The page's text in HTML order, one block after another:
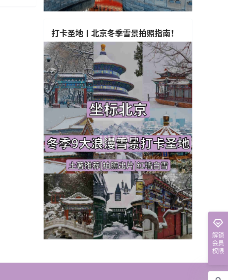
打卡圣地丨北京冬季雪景拍照指南！
解锁
会员
权限